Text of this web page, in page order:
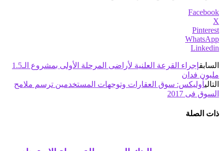
Facebook
X
Pinterest
WhatsApp
Linkedin
السابق
إجراء القرعة العلنية لأراضى المرحلة الأولى بمشروع الـ1.5
مليون فدان
التاليأوليكس: سوق العقارات وتوجهات المستخدمين ترسم ملامح
السوق فى 2017
ذات الصلة